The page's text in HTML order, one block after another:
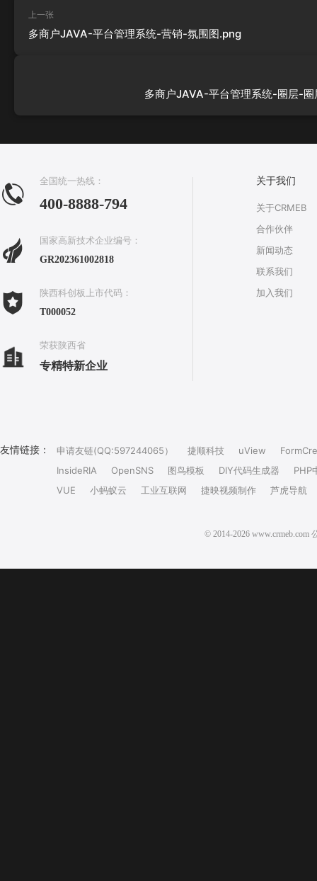
上一张
多商户JAVA-平台管理系统-营销-氛围图.png
多商户JAVA-平台管理系统-圈层-
全国统一热线：
400-8888-794
国家高新技术企业编号：
GR202361002818
陕西科创板上市代码：
T000052
荣获陕西省
专精特新企业
关于我们
关于CRMEB
合作伙伴
新闻动态
联系我们
加入我们
友情链接： 申请友链(QQ:597244065） 捷顺科技 uView
InsideRIA
OpenSNS 图鸟模板 DIY代码生成器
PHP
VUE
小蚂蚁云 工业互联网 捷映视频制作 芦虎导航
© 2014-2026